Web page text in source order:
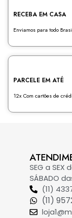
RECEBA EM CASA
Enviamos para todo
PARCELE EM ATÉ
12x Com cartões de
SEG a SEX
SÁBADO
(11)
(11)